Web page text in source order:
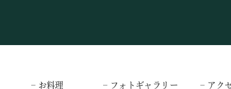
– お料理 – フォトギャラリー – アク